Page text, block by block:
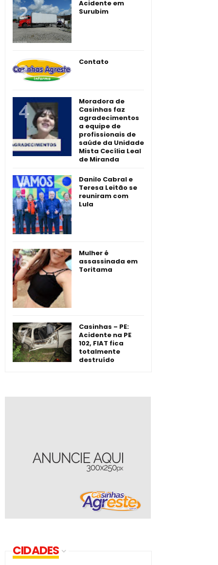
Acidente em
Surubim
Contato
Moradora de
Casinhas faz
agradecimentos
a equipe de
profissionais de
saúde da Unidade
Mista Cecília Leal
de Miranda
Danilo Cabral e
Teresa Leitão se
reuniram com
Lula
Mulher é
assassinada em
Toritama
Casinhas – PE:
Acidente na PE
102, FIAT fica
totalmente
destruído
CIDADES